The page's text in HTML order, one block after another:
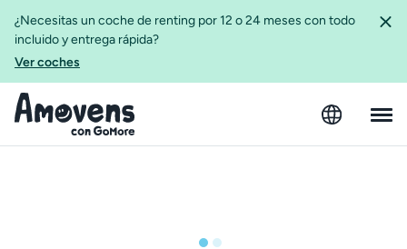
¿Necesitas un coche de renting por 12 o 24 meses con todo
incluido y entrega rápida?
Ver coches